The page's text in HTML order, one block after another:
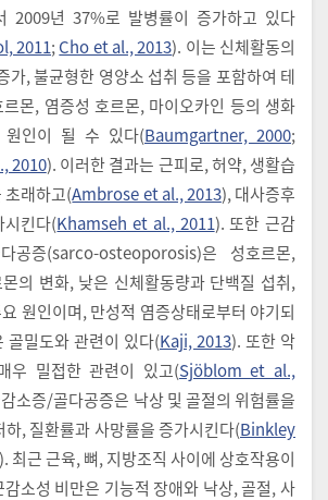
2009년 37%로 발병률이 증가하고 있다
2011; Cho et al., 2013). 이는 신체활동의
가, 불균형한 영양소 섭취 등을 포함하여 테
몬, 염증성 호르몬, 마이오카인 등의 생화
인이 될 수 있다(Baumgartner, 2000;
2010). 이러한 결과는 근피로, 허약, 생활습
초래하고(Ambrose et al., 2013), 대사증후
시킨다(Khamseh et al., 2011). 또한 근감
공증(sarco-osteoporosis)은 성호르몬,
의 변화, 낮은 신체활동량과 단백질 섭취,
원인이며, 만성적 염증상태로부터 야기되
골밀도와 관련이 있다(Kaji, 2013). 또한 악
우 밀접한 관련이 있고(Sjöblom et al.,
소증/골다공증은 낙상 및 골절의 위험률을
하, 질환률과 사망률을 증가시킨다(Binkley
). 최근 근육, 뼈, 지방조직 사이에 상호작용이
소성 비만은 기능적 장애와 낙상, 골절, 사